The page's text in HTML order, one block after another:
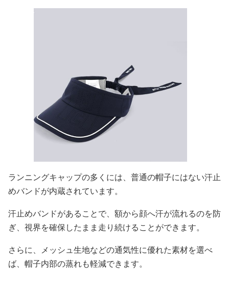
ランニングキャップの多くには、普通の帽子にはない汗止
めバンドが内蔵されています。
汗止めバンドがあることで、額から顔へ汗が流れるのを防
ぎ、視界を確保したまま走り続けることができます。
さらに、メッシュ生地などの通気性に優れた素材を選べ
ば、帽子内部の蒸れも軽減できます。